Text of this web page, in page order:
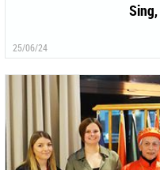
25/06/24